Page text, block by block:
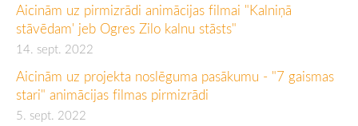
Aicinām uz pirmizrādi animācijas filmai "Kalniņā
stāvēdam' jeb Ogres Zilo kalnu stāsts"
14. sept. 2022
Aicinām uz projekta noslēguma pasākumu - "7 gaismas
stari" animācijas filmas pirmizrādi
5. sept. 2022